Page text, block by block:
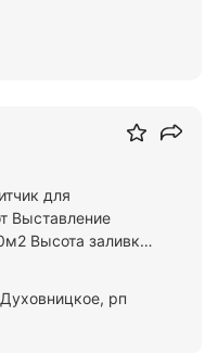
для
Выставление
Высота заливки
рп